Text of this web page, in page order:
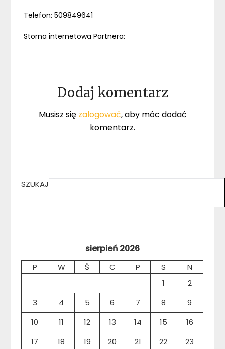
Telefon: 509849641
Storna internetowa Partnera:
Dodaj komentarz
Musisz się zalogować, aby móc dodać
komentarz.
SZUKAJ
sierpień 2026
P W Ś C P S
N
1
2
3
4 5 6 7 8
9
10
11 12 13 14 15
16
17
18 19 20 21 22
23